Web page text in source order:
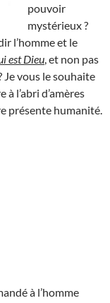
pouvoir
mystérieux ?
l’homme et le
est Dieu , et non pas
Je vous le souhaite
l’abri d’amères
présente humanité.
à l’homme